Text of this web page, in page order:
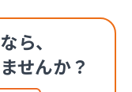
ら、
せんか？